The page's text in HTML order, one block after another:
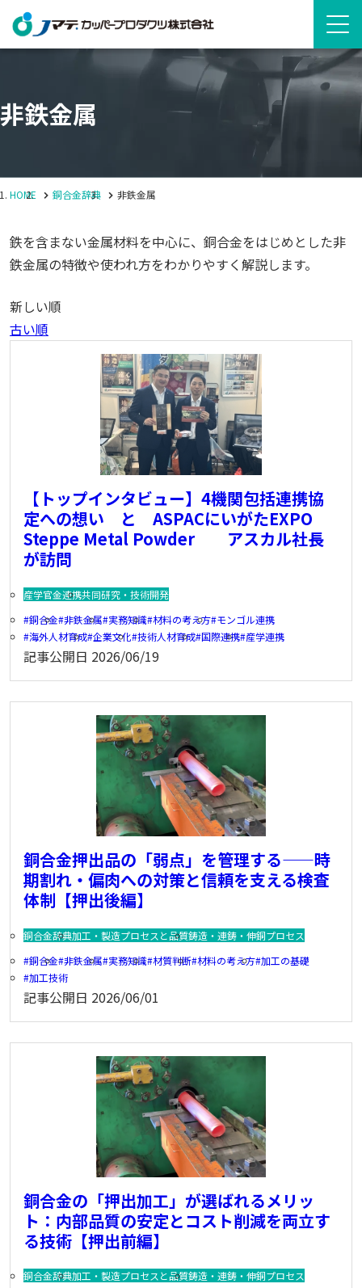
非鉄金属
HOME 銅合金辞典 非鉄金属
鉄を含まない金属材料を中心に、銅合金をはじめとした非
鉄金属の特徴や使われ方をわかりやすく解説します。
新しい順
古い順
【トップインタビュー】4機関包括連携協
定への想い と ASPACにいがたEXPO
Steppe Metal Powder アスカル社長
が訪問
産学官金連携共同研究・技術開発
銅合金 非鉄金属 実務知識 材料の考え方 モンゴル連携
海外人材育成 企業文化 技術人材育成 国際連携 産学連携
記事公開日 2026/06/19
銅合金押出品の「弱点」を管理する——時
期割れ・偏肉への対策と信頼を支える検査
体制【押出後編】
銅合金辞典加工・製造プロセスと品質鋳造・連鋳・伸銅プロセス
銅合金 非鉄金属 実務知識 材質判断 材料の考え方 加工の基礎
加工技術
記事公開日 2026/06/01
銅合金の「押出加工」が選ばれるメリッ
ト：内部品質の安定とコスト削減を両立す
る技術【押出前編】
銅合金辞典加工・製造プロセスと品質鋳造・連鋳・伸銅プロセス